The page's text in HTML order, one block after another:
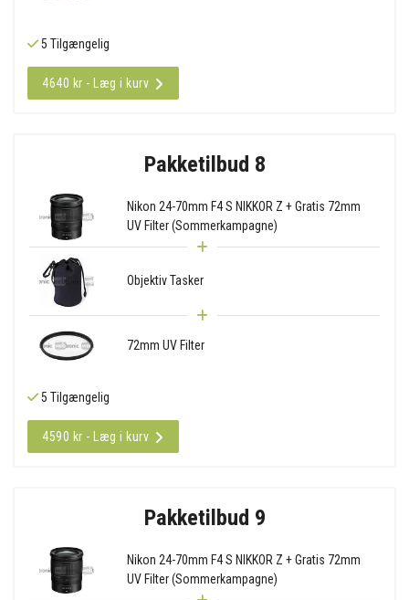
5 Tilgængelig
4640 kr - Læg i kurv
Pakketilbud 8
Nikon 24-70mm F4 S NIKKOR Z + Gratis 72mm
UV Filter (Sommerkampagne)
Objektiv Tasker
72mm UV Filter
5 Tilgængelig
4590 kr - Læg i kurv
Pakketilbud 9
Nikon 24-70mm F4 S NIKKOR Z + Gratis 72mm
UV Filter (Sommerkampagne)